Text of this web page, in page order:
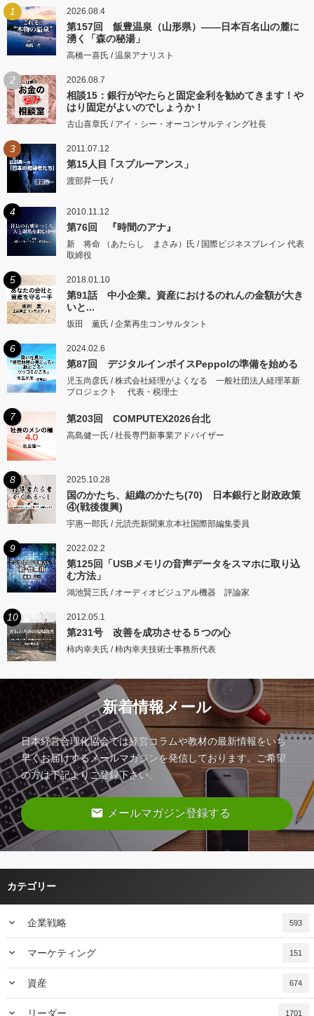
1 2026.08.4
第157回 飯豊温泉（山形県）――日本百名山の麓に
湧く「森の秘湯」
高橋一喜氏 / 温泉アナリスト
2 2026.08.7
相談15：銀行がやたらと固定金利を勧めてきます！や
はり固定がよいのでしょうか！
古山喜章氏 / アイ・シー・オーコンサルティング社長
3 2011.07.12
第15人目 ｢スプルーアンス」
渡部昇一氏 /
4 2010.11.12
第76回 『時間のアナ』
新 将命 （あたらし まさみ）氏 / 国際ビジネスブレイン 代表
取締役
5 2018.01.10
第91話 中小企業。資産におけるのれんの金額が大き
いと...
坂田 薫氏 / 企業再生コンサルタント
6 2024.02.6
第87回 デジタルインボイスPeppolの準備を始める
児玉尚彦氏 / 株式会社経理がよくなる 一般社団法人経理革新
プロジェクト 代表・税理士
7 第203回 COMPUTEX2026台北
高島健一氏 / 社長専門新事業アドバイザー
8 2025.10.28
国のかたち、組織のかたち(70) 日本銀行と財政政策
④(戦後復興)
宇惠一郎氏 / 元読売新聞東京本社国際部編集委員
9 2022.02.2
第125回「USBメモリの音声データをスマホに取り込
む方法」
鴻池賢三氏 / オーディオビジュアル機器 評論家
10 2012.05.1
第231号 改善を成功させる５つの心
柿内幸夫氏 / 柿内幸夫技術士事務所代表
新着情報メール
日本経営合理化協会では経営コラムや教材の最新情報をいち
早くお届けするメールマガジンを発信しております。ご希望
の方は下記よりご登録下さい。
email メールマガジン登録する
カテゴリー
keyboard_arrow_down 企業戦略 593
keyboard_arrow_down マーケティング 151
keyboard_arrow_down 資産 674
keyboard_arrow_down リーダー 1701